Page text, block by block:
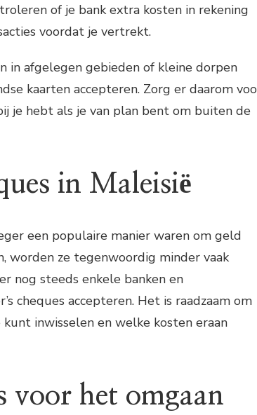
of je bank extra kosten in rekening
voordat je vertrekt.
in afgelegen gebieden of kleine dorpen
kaarten accepteren. Zorg er daarom
je hebt als je van plan bent om buiten de
in Maleisië
een populaire manier waren om geld
worden ze tegenwoordig minder vaak
nog steeds enkele banken en
cheques accepteren. Het is raadzaam om
inwisselen en welke kosten eraan
voor het omgaan